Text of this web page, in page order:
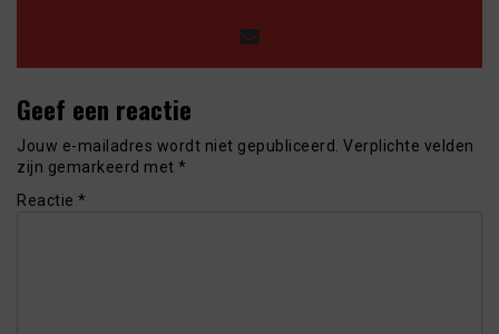
Geef een reactie
Jouw e-mailadres wordt niet gepubliceerd. Verplichte velden
zijn gemarkeerd met *
Reactie *